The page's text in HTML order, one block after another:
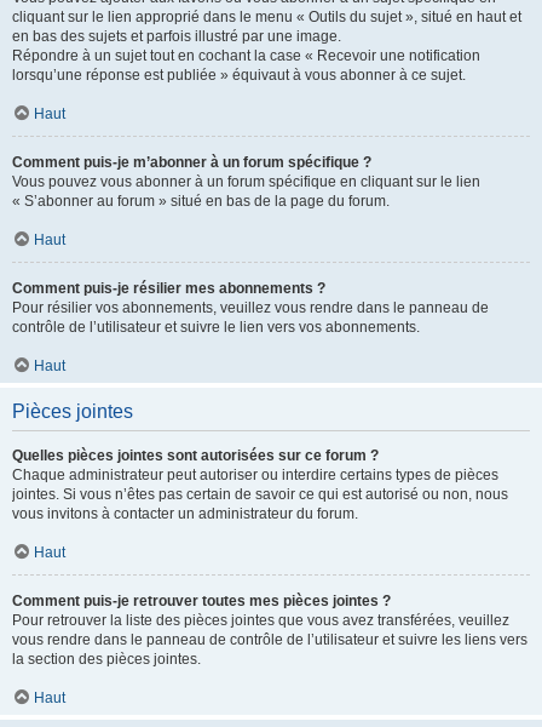
cliquant sur le lien approprié dans le menu « Outils du sujet », situé en haut et
en bas des sujets et parfois illustré par une image.
Répondre à un sujet tout en cochant la case « Recevoir une notification
lorsqu’une réponse est publiée » équivaut à vous abonner à ce sujet.
Haut
Comment puis-je m’abonner à un forum spécifique ?
Vous pouvez vous abonner à un forum spécifique en cliquant sur le lien
« S’abonner au forum » situé en bas de la page du forum.
Haut
Comment puis-je résilier mes abonnements ?
Pour résilier vos abonnements, veuillez vous rendre dans le panneau de
contrôle de l’utilisateur et suivre le lien vers vos abonnements.
Haut
Pièces jointes
Quelles pièces jointes sont autorisées sur ce forum ?
Chaque administrateur peut autoriser ou interdire certains types de pièces
jointes. Si vous n’êtes pas certain de savoir ce qui est autorisé ou non, nous
vous invitons à contacter un administrateur du forum.
Haut
Comment puis-je retrouver toutes mes pièces jointes ?
Pour retrouver la liste des pièces jointes que vous avez transférées, veuillez
vous rendre dans le panneau de contrôle de l’utilisateur et suivre les liens vers
la section des pièces jointes.
Haut